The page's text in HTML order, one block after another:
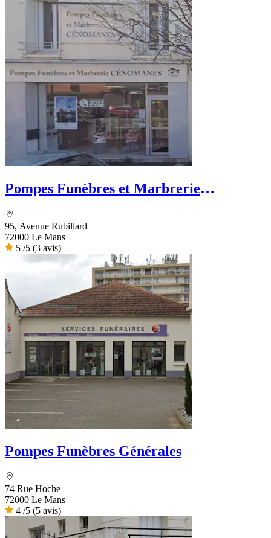
Pompes Funèbres et Marbrerie
95, Avenue Rubillard
72000 Le Mans
5 /5 (3 avis)
Pompes Funèbres Générales
74 Rue Hoche
72000 Le Mans
4 /5 (5 avis)